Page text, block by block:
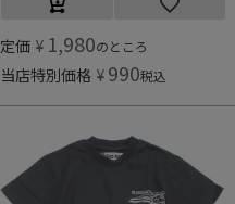
定価 ¥ 1,980のところ
当店特別価格 ¥ 990税込